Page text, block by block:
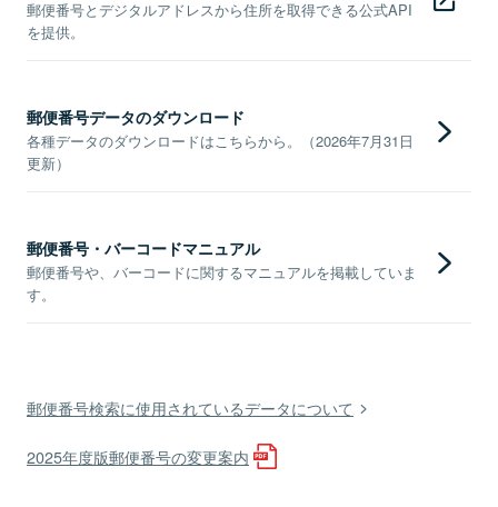
郵便番号とデジタルアドレスから住所を取得できる公式API
を提供。
郵便番号データのダウンロード
各種データのダウンロードはこちらから。（2026年7月31日
更新）
郵便番号・バーコードマニュアル
郵便番号や、バーコードに関するマニュアルを掲載していま
す。
郵便番号検索に使用されているデータについて
2025年度版郵便番号の変更案内